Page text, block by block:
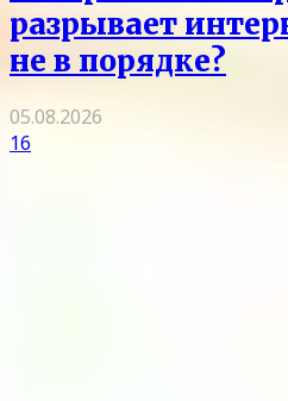
разрывает
не в порядке?
05.08.2026
16